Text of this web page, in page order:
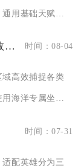
用基础天赋全
如何在疯狂动物园海洋区域迅速而有效地捕捉动物 时间：08-04
高效捕捉各类
海洋专属坐骑
时间：07-31
配英雄分为三